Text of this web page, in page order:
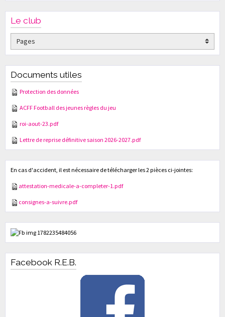
Le club
Documents utiles
Protection des données
ACFF Football des jeunes règles du jeu
roi-aout-23.pdf
Lettre de reprise définitive saison 2026-2027.pdf
En cas d'accident, il est nécessaire de télécharger les 2 pièces ci-jointes:
attestation-medicale-a-completer-1.pdf
consignes-a-suivre.pdf
Facebook R.E.B.